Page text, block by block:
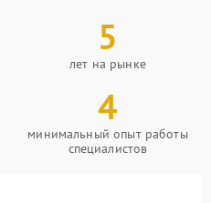
5
лет на рынке
4
минимальный опыт работы
специалистов